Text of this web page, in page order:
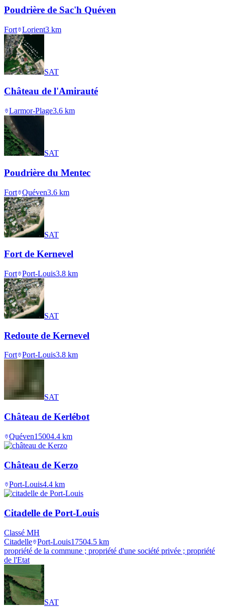
Poudrière de Sac'h Quéven
Fort Lorient3 km
SAT
Château de l'Amirauté
Larmor-Plage3.6 km
SAT
Poudrière du Mentec
Fort Quéven3.6 km
SAT
Fort de Kernevel
Fort Port-Louis3.8 km
SAT
Redoute de Kernevel
Fort Port-Louis3.8 km
SAT
Château de Kerlébot
Quéven15004.4 km
Château de Kerzo
Port-Louis4.4 km
Citadelle de Port-Louis
Classé MH
Citadelle Port-Louis17504.5 km
propriété de la commune ; propriété d'une société privée ; propriété
de l'Etat
SAT